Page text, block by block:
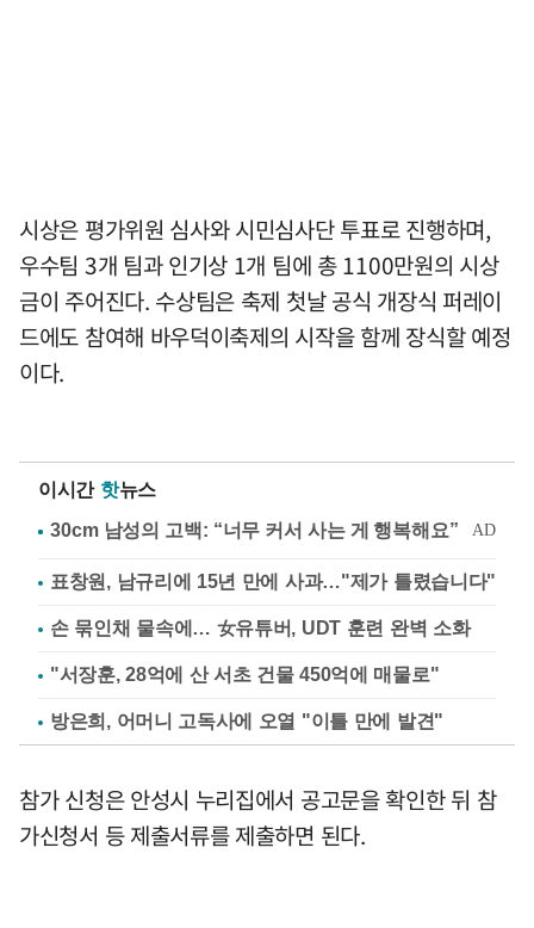
시상은 평가위원 심사와 시민심사단 투표로 진행하며,
우수팀 3개 팀과 인기상 1개 팀에 총 1100만원의 시상
금이 주어진다. 수상팀은 축제 첫날 공식 개장식 퍼레이
드에도 참여해 바우덕이축제의 시작을 함께 장식할 예정
이다.
이시간 핫뉴스
표창원, 남규리에 15년 만에 사과…"제가 틀렸습니다"
손 묶인채 물속에… 女유튜버, UDT 훈련 완벽 소화
"서장훈, 28억에 산 서초 건물 450억에 매물로"
방은희, 어머니 고독사에 오열 "이틀 만에 발견"
참가 신청은 안성시 누리집에서 공고문을 확인한 뒤 참
가신청서 등 제출서류를 제출하면 된다.